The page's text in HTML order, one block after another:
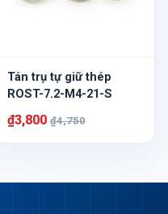
Tán trụ tự giữ thép
ROST-7.2-M4-21-S
₫3,800 ₫4,750